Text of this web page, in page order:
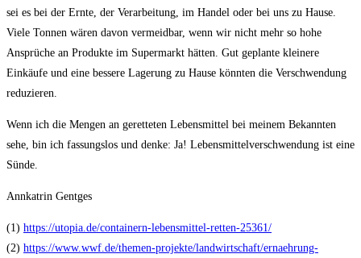
sei es bei der Ernte, der Verarbeitung, im Handel oder bei uns zu Hause.
Viele Tonnen wären davon vermeidbar, wenn wir nicht mehr so hohe
Ansprüche an Produkte im Supermarkt hätten. Gut geplante kleinere
Einkäufe und eine bessere Lagerung zu Hause könnten die Verschwendung
reduzieren.
Wenn ich die Mengen an geretteten Lebensmittel bei meinem Bekannten
sehe, bin ich fassungslos und denke: Ja! Lebensmittelverschwendung ist eine
Sünde.
Annkatrin Gentges
(1) https://utopia.de/containern-lebensmittel-retten-25361/
(2) https://www.wwf.de/themen-projekte/landwirtschaft/ernaehrung-